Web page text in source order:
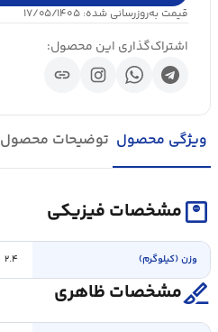
قیمت به‌روزرسانی شده: ۱۷/۰۵/۱۴۰۵
اشتراک‌گذاری این محصول:
link
ویژگی محصول توضیحات محصول
monitor_weightمشخصات فیزیکی
وزن (کیلوگرم) ۲.۴
surgicalمشخصات ظاهری